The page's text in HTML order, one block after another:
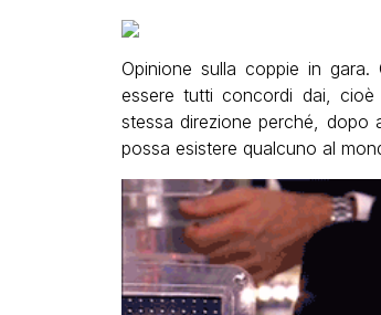
Opinione sulla coppie in
essere tutti concordi dai,
stessa direzione perché,
possa esistere qualcuno al